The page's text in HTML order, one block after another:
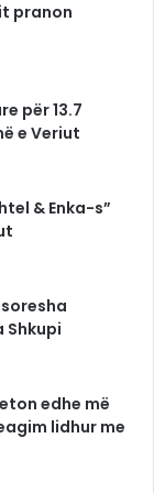
pranon
për 13.7
e Veriut
& Enka-s”
Shkupi
edhe më
lidhur me